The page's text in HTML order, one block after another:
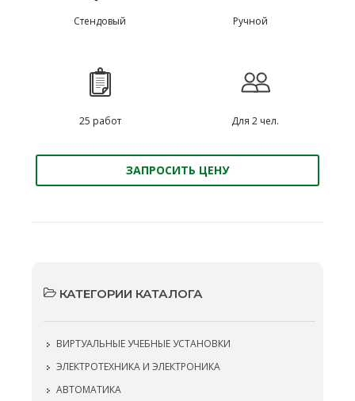
Стендовый Ручной
25 работ Для 2 чел.
ЗАПРОСИТЬ ЦЕНУ
КАТЕГОРИИ КАТАЛОГА
ВИРТУАЛЬНЫЕ УЧЕБНЫЕ УСТАНОВКИ
ЭЛЕКТРОТЕХНИКА И ЭЛЕКТРОНИКА
АВТОМАТИКА